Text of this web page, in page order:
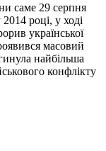
саме 29 серпня
році, у ході
української
масовий
найбільша
конфлікту